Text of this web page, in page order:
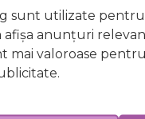
sunt utilizate
afişa anunţuri
mai valoroase